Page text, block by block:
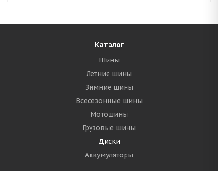
Каталог
Шины
Летние шины
Зимние шины
Всесезонные шины
Мотошины
Грузовые шины
Диски
Аккумуляторы